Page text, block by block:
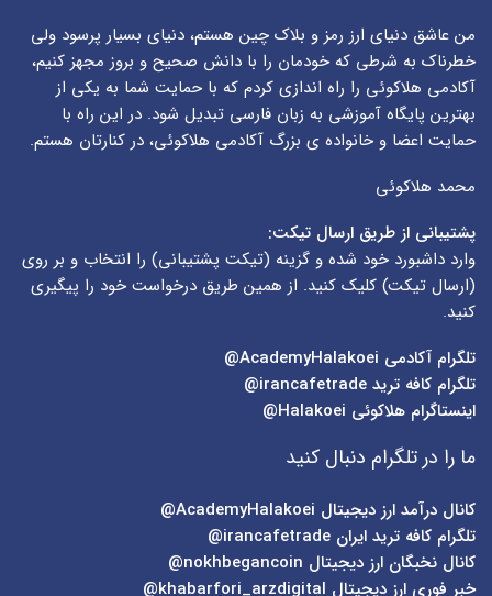
من عاشق دنیای ارز رمز و بلاک چین هستم، دنیای بسیار پرسود ولی
خطرناک به شرطی که خودمان را با دانش صحیح و بروز مجهز کنیم،
آکادمی هلاکوئی را راه اندازی کردم که با حمایت شما به یکی از
بهترین پایگاه آموزشی به زبان فارسی تبدیل شود. در این راه با
حمایت اعضا و خانواده ی بزرگ آکادمی هلاکوئی، در کنارتان هستم.
محمد هلاکوئی
پشتیبانی از طریق ارسال تیکت:
وارد داشبورد خود شده و گزینه (تیکت پشتیبانی) را انتخاب و بر روی
(ارسال تیکت) کلیک کنید. از همین طریق درخواست خود را پیگیری
کنید.
تلگرام آکادمی
تلگرام کافه ترید irancafetrade@
اینستاگرام هلاکوئی Halakoei@
ما را در تلگرام دنبال کنید
کانال درآمد ارز دیجیتال AcademyHalakoei@
تلگرام کافه ترید ایران irancafetrade@
کانال نخبگان ارز دیجیتال nokhbegancoin@
خبر فوری ارز دیجیتال khabarfori_arzdigital@